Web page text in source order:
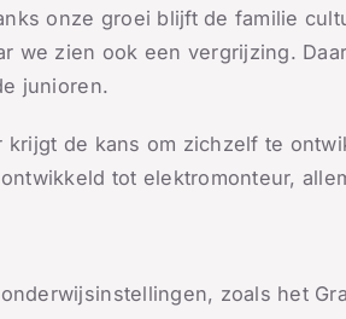
onze groei blijft de familie
we zien ook een vergrijzing.
junioren.
de kans om zichzelf te
tot elektromonteur,
zoals het